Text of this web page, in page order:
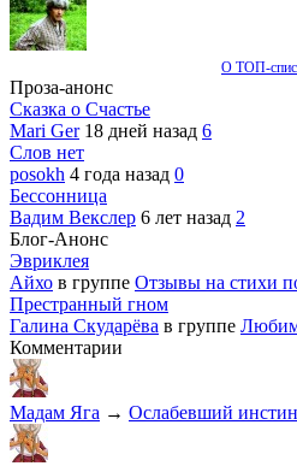
О ТОП-
Проза-анонс
Сказка о Счастье
Mari Ger 18 дней назад 6
Слов нет
posokh 4 года назад 0
Бессонница
Вадим Векслер 6 лет назад 2
Блог-Анонс
Эвриклея
Айхо в группе Отзывы на стихи
Престранный гном
Галина Скударёва в группе
Комментарии
Мадам Яга → Ослабевший